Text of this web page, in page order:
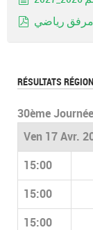
مرفق رياضي
RÉSULTATS
30ème Journée
Ven 17 Avr.
15:00
15:00
15:00